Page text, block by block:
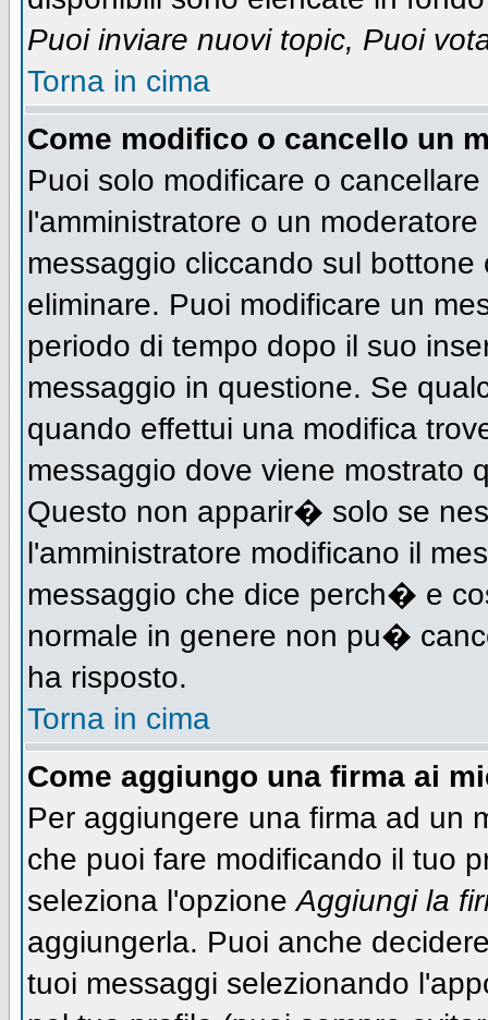
Puoi inviare nuovi topic, Puoi
Torna in cima
Come modifico o cancello un
Puoi solo modificare o
l'amministratore o un
messaggio cliccando sul
eliminare. Puoi modificare un
periodo di tempo dopo il suo
messaggio in questione. Se
quando effettui una modifica
messaggio dove viene mostrato
Questo non apparir� solo se
l'amministratore modificano il
messaggio che dice perch� e
normale in genere non pu�
ha risposto.
Torna in cima
Come aggiungo una firma ai
Per aggiungere una firma ad un
che puoi fare modificando il tuo
seleziona l'opzioneAggiungi la
aggiungerla. Puoi anche
tuoi messaggi selezionando